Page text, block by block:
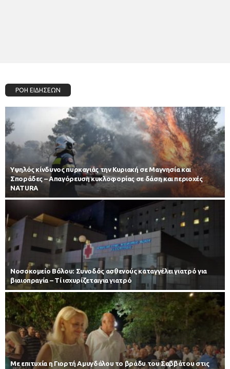
ΡΟΗ ΕΙΔΗΣΕΩΝ
Υψηλός κίνδυνος πυρκαγιάς την Κυριακή σε Μαγνησία και
Σποράδες – Απαγόρευση κυκλοφορίας σε δάση και περιοχές
NATURA
Νοσοκομείο Βόλου: Συνοδός ασθενούς καταγγέλει γιατρό για
βιαιοπραγία – Τί ισχυρίζεταιγια γιατρό
Με επιτυχία η Γιορτή Αμυγδάλου το βράδυ του Σαββάτου στις